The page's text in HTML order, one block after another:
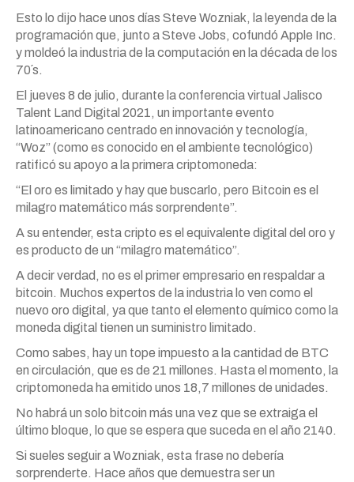
Esto lo dijo hace unos días Steve Wozniak, la leyenda de la
programación que, junto a Steve Jobs, cofundó Apple Inc.
y moldeó la industria de la computación en la década de los
70´s.
El jueves 8 de julio, durante la conferencia virtual Jalisco
Talent Land Digital 2021, un importante evento
latinoamericano centrado en innovación y tecnología,
“Woz” (como es conocido en el ambiente tecnológico)
ratificó su apoyo a la primera criptomoneda:
“El oro es limitado y hay que buscarlo, pero Bitcoin es el
milagro matemático más sorprendente”.
A su entender, esta cripto es el equivalente digital del oro y
es producto de un “milagro matemático”.
A decir verdad, no es el primer empresario en respaldar a
bitcoin. Muchos expertos de la industria lo ven como el
nuevo oro digital, ya que tanto el elemento químico como la
moneda digital tienen un suministro limitado.
Como sabes, hay un tope impuesto a la cantidad de BTC
en circulación, que es de 21 millones. Hasta el momento, la
criptomoneda ha emitido unos 18,7 millones de unidades.
No habrá un solo bitcoin más una vez que se extraiga el
último bloque, lo que se espera que suceda en el año 2140.
Si sueles seguir a Wozniak, esta frase no debería
sorprenderte. Hace años que demuestra ser un